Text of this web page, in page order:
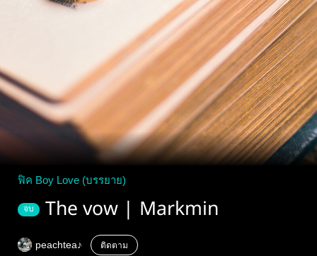
ฟิค Boy Love (บรรยาย)
จบ The vow | Markmin
peachtea♪ ติดตาม